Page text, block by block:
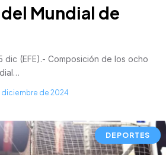
Mundial de
dic (EFE).- Composición de los ocho
diciembre de 2024
DEPORTES